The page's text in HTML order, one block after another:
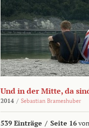
Und in der Mitte, da
2014 / Sebastian Brameshuber
539 Einträge / Seite 16